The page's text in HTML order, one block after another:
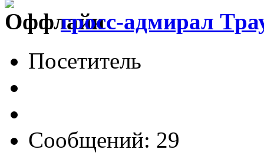
гросс-адмирал
Посетитель
Сообщений: 29